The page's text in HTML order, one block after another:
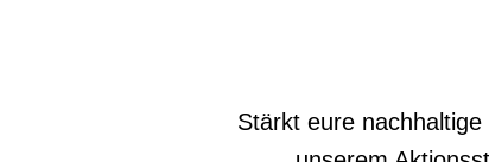
Stärkt eure